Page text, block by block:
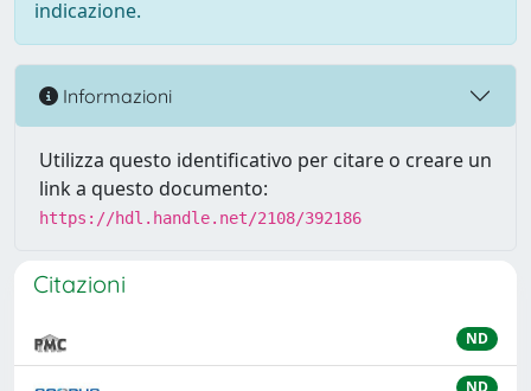
indicazione.
Informazioni
Utilizza questo identificativo per citare o creare un
link a questo documento:
https://hdl.handle.net/2108/392186
Citazioni
ND